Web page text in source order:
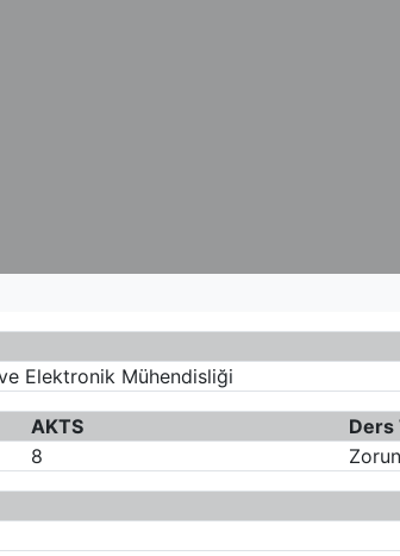
Elektronik Mühendisliği
AKTS Ders
8